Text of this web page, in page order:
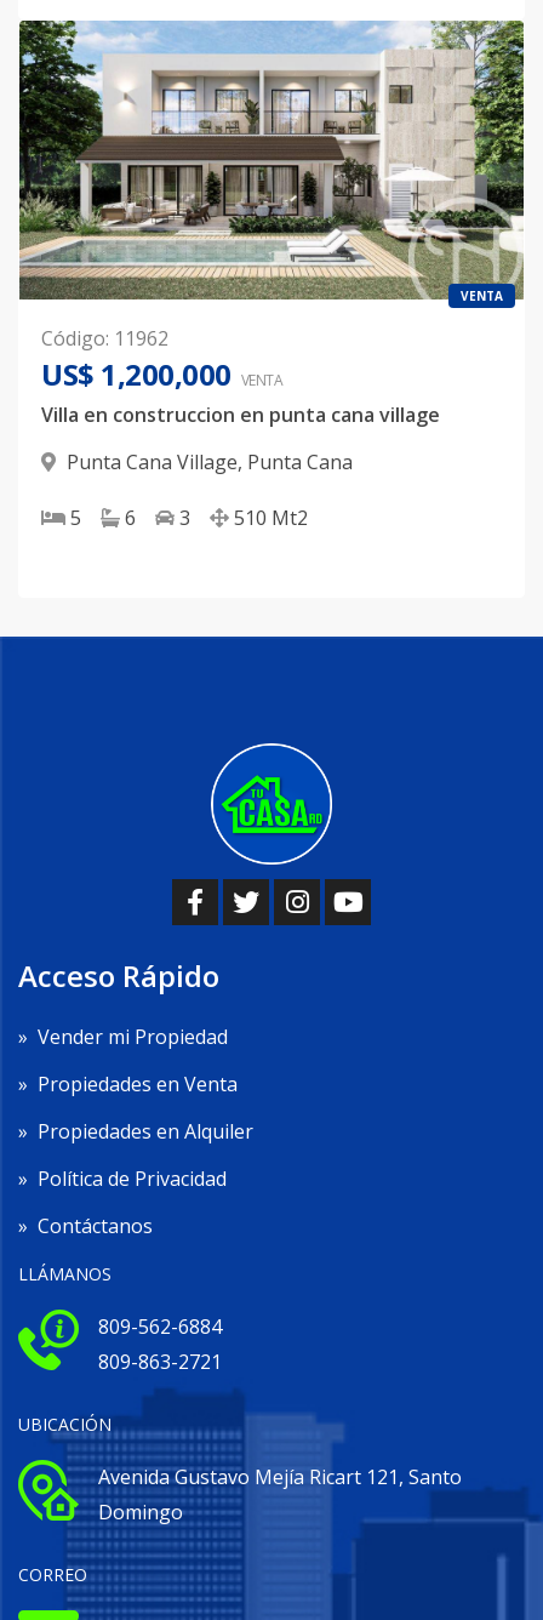
VENTA
Código: 11962
US$ 1,200,000 VENTA
Villa en construccion en punta cana village
Punta Cana Village, Punta Cana
5 6 3 510 Mt2
Acceso Rápido
» Vender mi Propiedad
» Propiedades en Venta
» Propiedades en Alquiler
» Política de Privacidad
» Contáctanos
LLÁMANOS
809-562-6884
809-863-2721
UBICACIÓN
Avenida Gustavo Mejía Ricart 121, Santo
Domingo
CORREO